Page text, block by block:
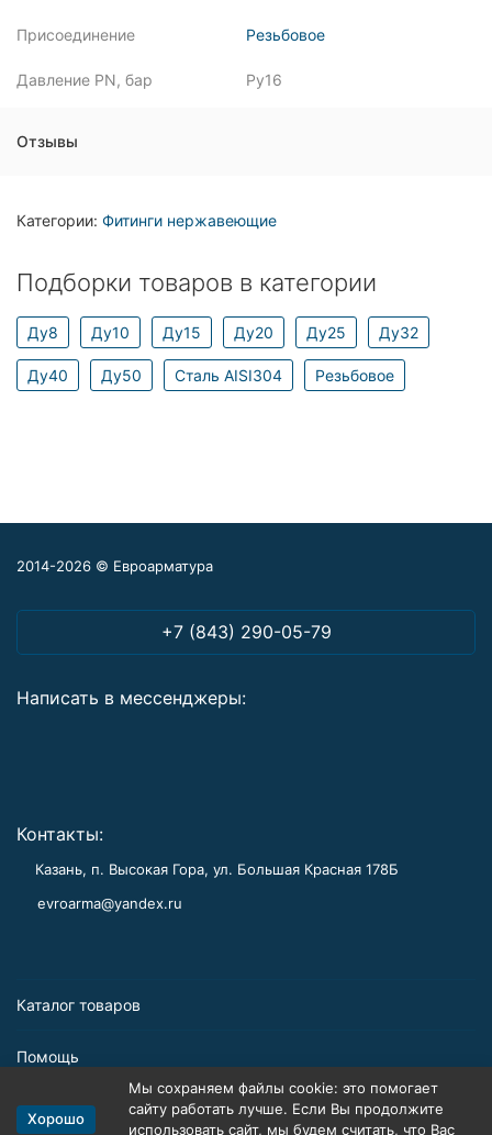
Присоединение Резьбовое
Давление PN, бар Ру16
Отзывы
Категории: Фитинги нержавеющие
Подборки товаров в категории
Ду8 Ду10 Ду15 Ду20 Ду25 Ду32
Ду40 Ду50 Сталь AISI304 Резьбовое
2014-2026 © Евроарматура
+7 (843) 290-05-79
Написать в мессенджеры:
Контакты:
Казань, п. Высокая Гора, ул. Большая Красная 178Б
evroarma@yandex.ru
Каталог товаров
Помощь
Информация
Хорошо
Мы сохраняем файлы cookie: это помогает
сайту работать лучше. Если Вы продолжите
использовать сайт, мы будем считать, что Вас